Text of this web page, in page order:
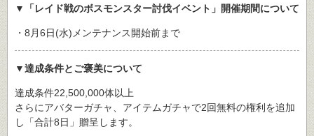
▼「レイド戦のボスモンスター討伐イベント」開催期間について
・8月6日(水)メンテナンス開始前まで
▼達成条件とご褒美について
達成条件22,500,000体以上
さらにアバターガチャ、アイテムガチャで2回無料の権利を追加
し「合計8日」贈呈します。